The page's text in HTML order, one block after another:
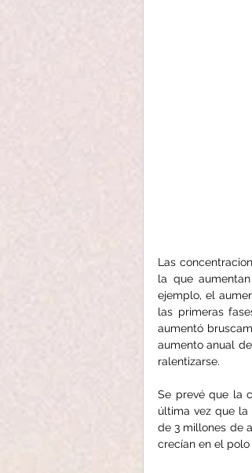
Las
la que
ejemplo, el
las primeras
aumentó
aumento anual
ralentizarse.
Se prevé que la
última vez que
de 3 millones de
crecían en el polo